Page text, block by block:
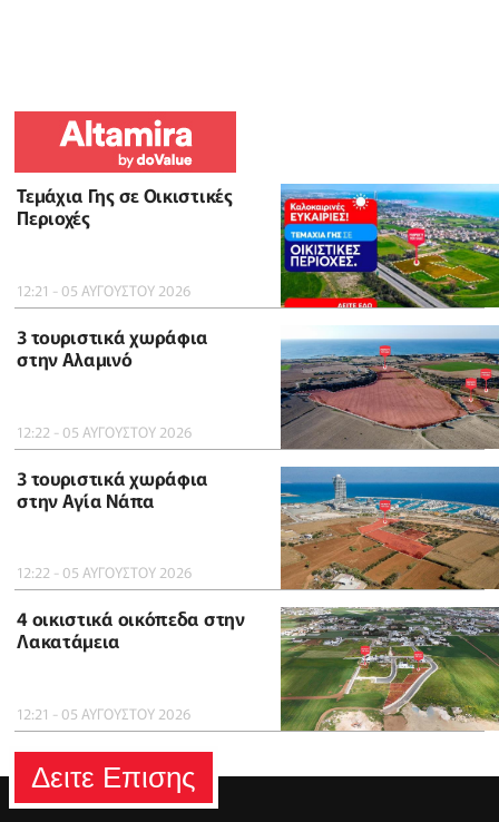
Τεμάχια Γης σε Οικιστικές
Περιοχές
12:21 - 05 ΑΥΓΟΥΣΤΟΥ 2026
3 τουριστικά χωράφια
στην Αλαμινό
12:22 - 05 ΑΥΓΟΥΣΤΟΥ 2026
3 τουριστικά χωράφια
στην Αγία Νάπα
12:22 - 05 ΑΥΓΟΥΣΤΟΥ 2026
4 οικιστικά οικόπεδα στην
Λακατάμεια
12:21 - 05 ΑΥΓΟΥΣΤΟΥ 2026
Δειτε Επισης